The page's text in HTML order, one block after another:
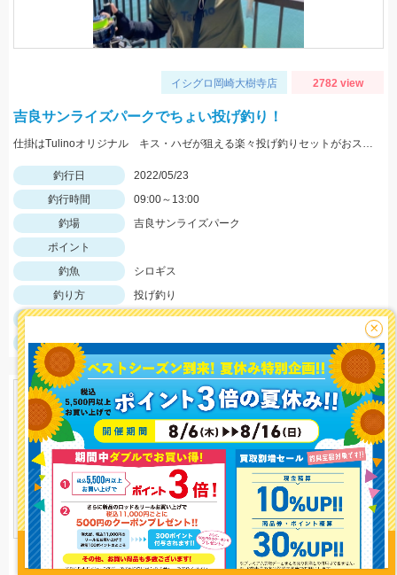
釣り情報を
投稿する
イシグロ岡崎大樹寺店 2782 view
吉良サンライズパークでちょい投げ釣り！
仕掛はTulinoオリジナル キス・ハゼが狙える楽々投げ釣りセットがおススメです！
釣行日
2022/05/23
釣行時間
09:00～13:00
釣場
吉良サンライズパーク
ポイント
釣魚
シロギス
釣り方
投げ釣り
釣果
シロギス５匹
サイズ
シロギスMAX１３cm
×